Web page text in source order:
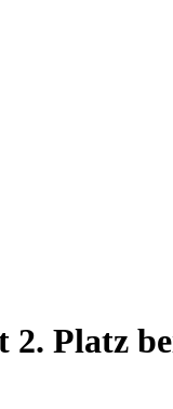
2. Platz